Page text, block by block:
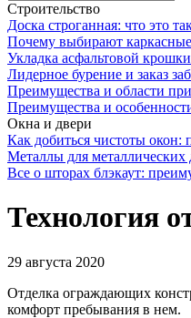
Строительство
Доска строганная: что это
Почему выбирают
Укладка асфальтовой
Лидерное бурение и заказ
Преимущества и области
Преимущества и
Окна и двери
Как добиться чистоты окон:
Металлы для
Все о шторах блэкаут:
Технология
29 августа 2020
Отделка ограждающих
комфорт пребывания в нем.